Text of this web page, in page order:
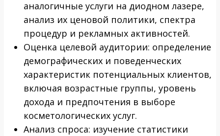
аналогичные услуги на диодном лазере,
анализ их ценовой политики, спектра
процедур и рекламных активностей.
Оценка целевой аудитории: определение
демографических и поведенческих
характеристик потенциальных клиентов,
включая возрастные группы, уровень
дохода и предпочтения в выборе
косметологических услуг.
Анализ спроса: изучение статистики